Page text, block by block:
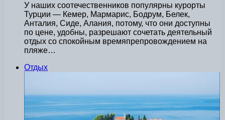
У наших соотечественников популярны курорты
Турции — Кемер, Мармарис, Бодрум, Белек,
Анталия, Сиде, Алания, потому, что они доступны
по цене, удобны, разрешают сочетать деятельный
отдых со спокойным времяпрепровождением на
пляже…
Отдых